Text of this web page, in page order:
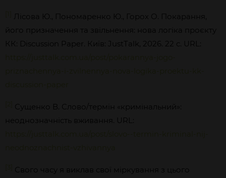
Лісова Ю., Пономаренко Ю., Горох О. Покарання,
його призначення та звільнення: нова логіка проєкту
КК: Discussion Paper. Київ: JustTalk, 2026. 22 с. URL:
Сущенко В. Слово/термін «кримінальний»:
неоднозначність вживання. URL:
Свого часу я виклав свої міркування з цього